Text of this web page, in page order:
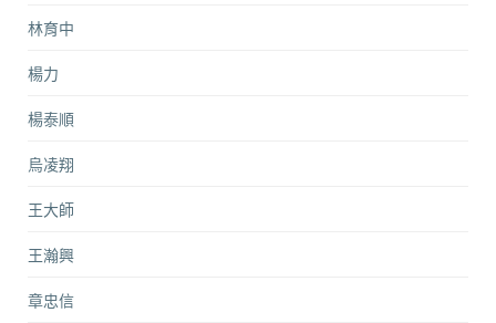
林育中
楊力
楊泰順
烏凌翔
王大師
王瀚興
章忠信